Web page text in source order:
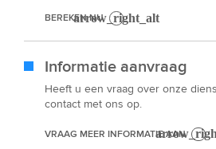
BEREKEN NU
Informatie aanvraag
Heeft u een vraag over onze
contact met ons op.
VRAAG MEER INFORMATIE AAN